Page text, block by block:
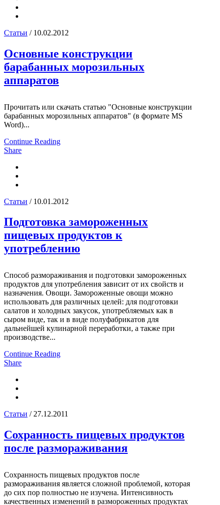
Статьи / 10.02.2012
Основные конструкции
барабанных морозильных
аппаратов
Прочитать или скачать статью "Основные конструкции
барабанных морозильных аппаратов" (в формате MS
Word)...
Continue Reading
Share
Статьи / 10.01.2012
Подготовка замороженных
пищевых продуктов к
употреблению
Способ размораживания и подготовки замороженных
продуктов для употребления зависит от их свойств и
назначения. Овощи. Замороженные овощи можно
использовать для различных целей: для подготовки
салатов и холодных закусок, употребляемых как в
сыром виде, так и в виде полуфабрикатов для
дальнейшей кулинарной переработки, а также при
производстве...
Continue Reading
Share
Статьи / 27.12.2011
Сохранность пищевых продуктов
после размораживания
Сохранность пищевых продуктов после
размораживания является сложной проблемой, которая
до сих пор полностью не изучена. Интенсивность
качественных изменений в размороженных продуктах